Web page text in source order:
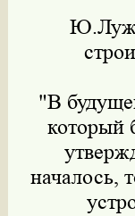
"В
который
началось,